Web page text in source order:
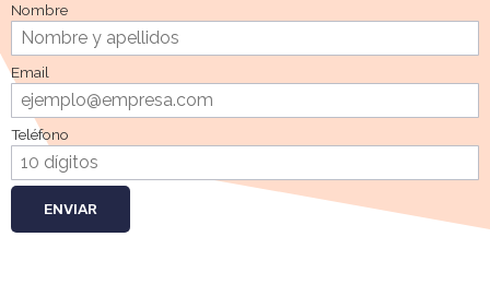
Nombre
Email
Teléfono
ENVIAR